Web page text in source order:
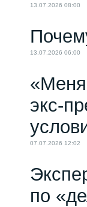
13.07.2026 08:00
13.07.2026 06:00
07.07.2026 12:02
по